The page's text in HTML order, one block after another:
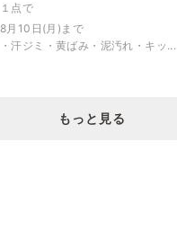
１点で
8月10日(月)まで
・汗ジミ・黄ばみ・泥汚れ・キッ...
もっと見る